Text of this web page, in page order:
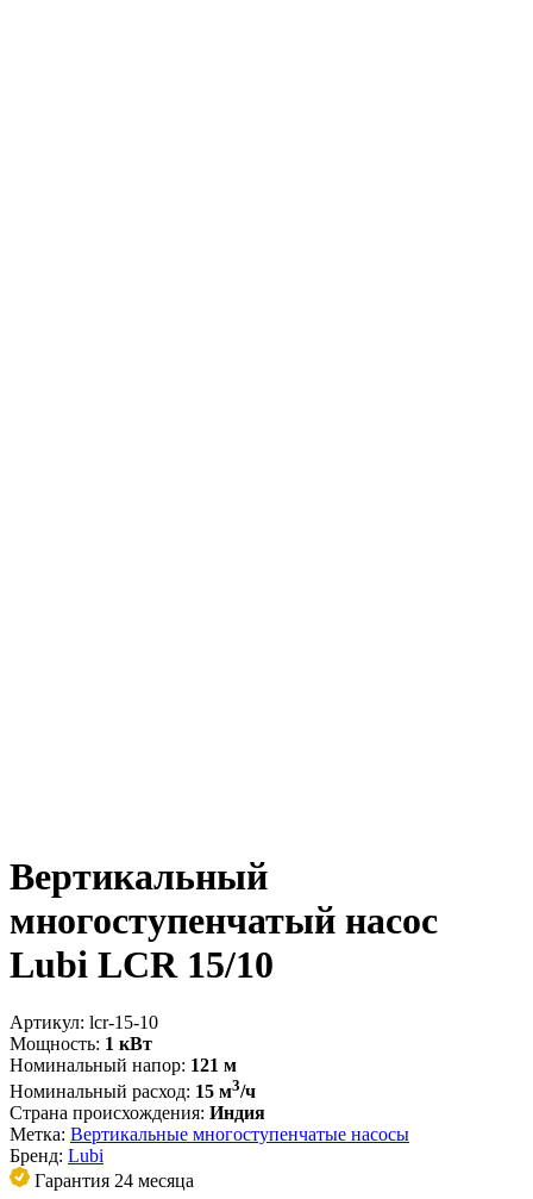
Вертикальный
многоступенчатый насос
Lubi LCR 15/10
Артикул: lcr-15-10
Мощность: 1 кВт
Номинальный напор: 121 м
Номинальный расход: 15 м3/ч
Страна происхождения: Индия
Метка: Вертикальные многоступенчатые насосы
Бренд: Lubi
Гарантия 24 месяца